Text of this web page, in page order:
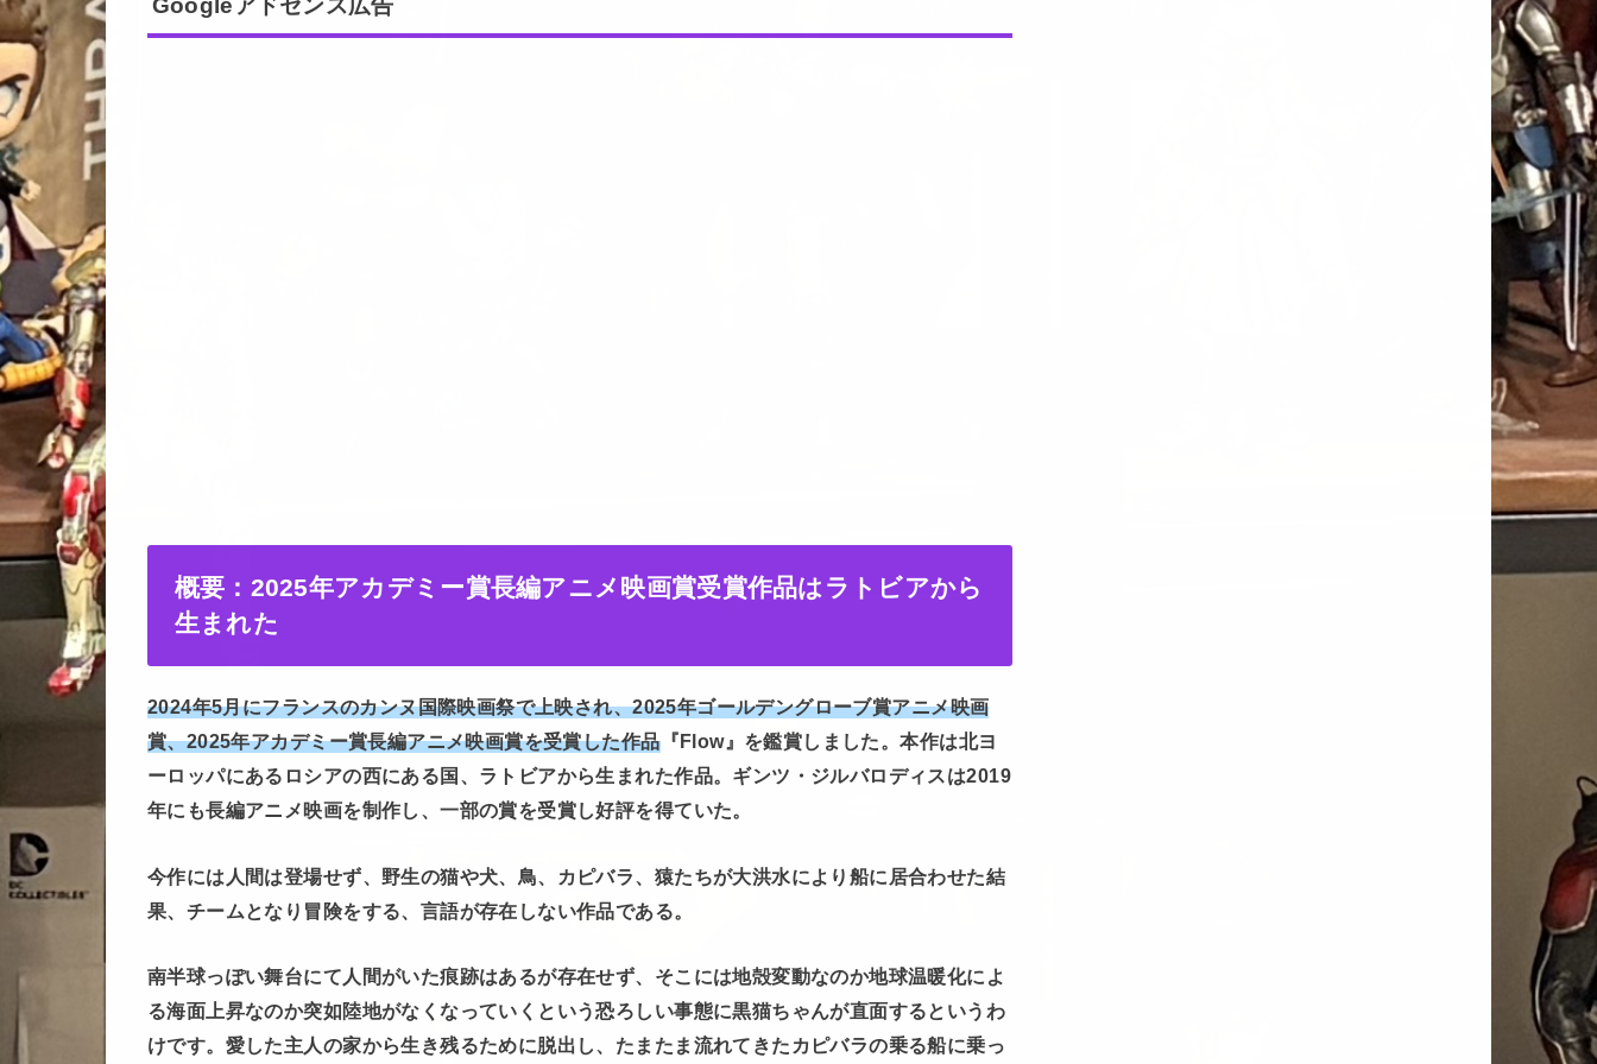
Googleアドセンス広告
概要：2025年アカデミー賞長編アニメ映画賞受賞作品はラトビアから
生まれた
2024年5月にフランスのカンヌ国際映画祭で上映され、2025年ゴールデングローブ賞アニメ映画
賞、2025年アカデミー賞長編アニメ映画賞を受賞した作品『Flow』を鑑賞しました。本作は北ヨ
ーロッパにあるロシアの西にある国、ラトビアから生まれた作品。ギンツ・ジルバロディスは2019
年にも長編アニメ映画を制作し、一部の賞を受賞し好評を得ていた。
今作には人間は登場せず、野生の猫や犬、鳥、カピバラ、猿たちが大洪水により船に居合わせた結
果、チームとなり冒険をする、言語が存在しない作品である。
南半球っぽい舞台にて人間がいた痕跡はあるが存在せず、そこには地殻変動なのか地球温暖化によ
る海面上昇なのか突如陸地がなくなっていくという恐ろしい事態に黒猫ちゃんが直面するというわ
けです。愛した主人の家から生き残るために脱出し、たまたま流れてきたカピバラの乗る船に乗っ